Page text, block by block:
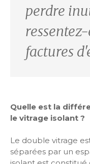
perdre
factures
Quelle est la
le vitrage isolant ?
Le double vitrage
séparées par un